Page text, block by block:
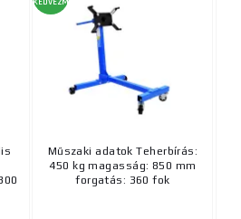
Műszaki adatok Teherbírás:
450 kg magasság: 850 mm
forgatás: 360 fok